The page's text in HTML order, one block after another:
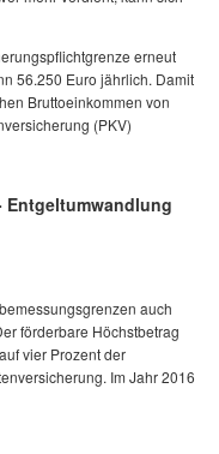
erneut
56.250 Euro jährlich. Damit
Bruttoeinkommen von
(PKV)
Entgeltumwandlung
auch
förderbare Höchstbetrag
vier Prozent der
Im Jahr 2016